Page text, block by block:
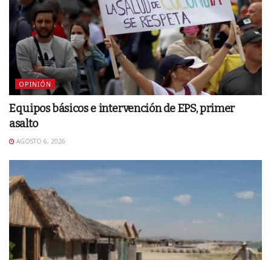
OPINIÓN
Equipos básicos e intervención de EPS, primer
asalto
AGOSTO 6, 2026